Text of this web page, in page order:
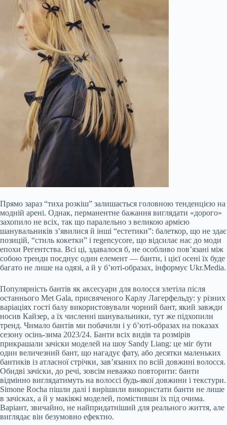
Прямо зараз “тиха розкіш” залишається головною тенденцією на
модній арені. Однак, перманентне бажання виглядати «дорого»
захопило не всіх, так що паралельно з великою армією
шанувальників з’явилися й інші “естетики”: балеткор, що не здає
позицій, “стиль кокетки” і regencycore, що відсилає нас до моди
епохи Регентства. Всі ці, здавалося б, не особливо пов’язані між
собою тренди поєднує один елемент — банти, і цієї осені їх буде
багато не лише на одязі, а й у б’юті-образах, інформує Ukr.Media.
Популярність бантів як аксесуари для волосся злетіла після
останнього Met Gala, присвяченого Карлу Лагерфельду: у різних
варіаціях гості балу використовували чорний бант, який завжди
носив Кайзер, а їх численні шанувальники, тут же підхопили
тренд. Чимало бантів ми побачили і у б’юті-образах на показах
сезону осінь-зима 2023/24. Банти всіх видів та розмірів
прикрашали зачіски моделей на шоу Sandy Liang: це міг бути
один величезний бант, що нагадує фату, або десятки маленьких
бантиків із атласної стрічки, зав’язаних по всій довжині волосся.
Обидві зачіски, до речі, зовсім неважко повторити: банти
відмінно виглядатимуть на волоссі будь-якої довжини і текстури.
Simone Rocha пішли далі і вирішили використати банти не лише
в зачісках, а й у макіяжі моделей, помістивши їх під очима.
Варіант, звичайно, не найпридатніший для реального життя, але
виглядає він безумовно ефектно.